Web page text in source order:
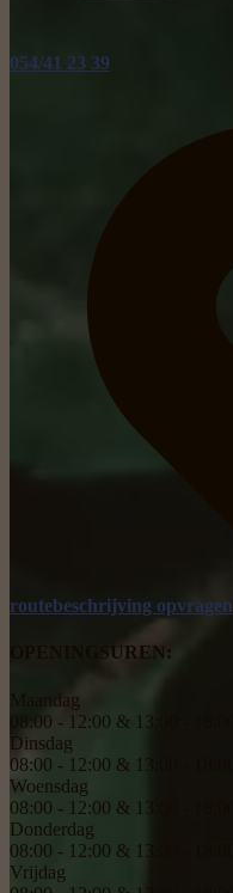
054/41 23 39
routebeschrijving opvragen
OPENINGSUREN:
Maandag
08:00 - 12:00 & 13:00 - 18:00
Dinsdag
08:00 - 12:00 & 13:00 - 18:00
Woensdag
08:00 - 12:00 & 13:00 - 18:00
Donderdag
08:00 - 12:00 & 13:00 - 18:00
Vrijdag